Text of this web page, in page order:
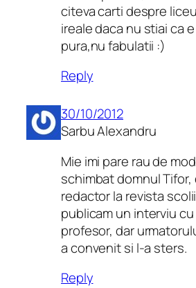
citeva carti despre
ireale daca nu stiai ca
pura,nu fabulatii :)
Reply
30/10/2012
Sarbu Alexandru
Mie imi pare rau de
schimbat domnul Tifor,
redactor la revista
publicam un interviu
profesor, dar
a convenit si l-a sters.
Reply